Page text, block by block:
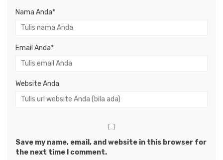
Nama Anda*
Email Anda*
Website Anda
Save my name, email, and website in this browser for
the next time I comment.